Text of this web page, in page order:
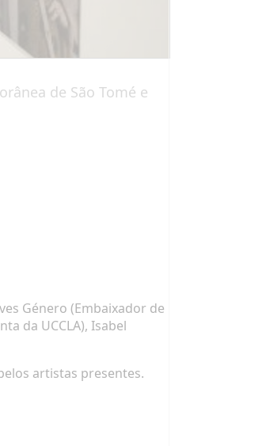
de São Tomé e
Género (Embaixador de
da UCCLA), Isabel
artistas presentes.